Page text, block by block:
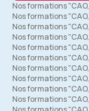
Nos formations
Nos formations
Nos formations
Nos formations
Nos formations "CAO,
Nos formations
Nos formations
Nos formations
Nos formations "CAO,
Nos formations